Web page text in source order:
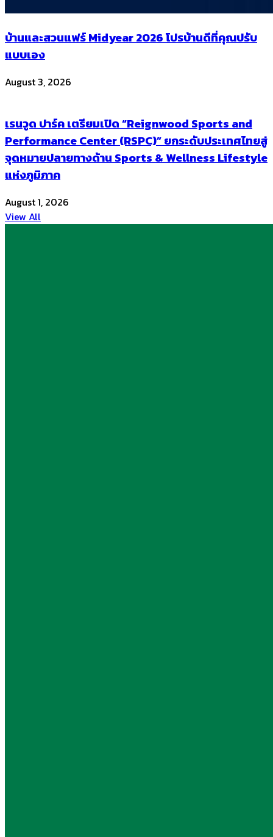
บ้านและสวนแฟร์ Midyear 2026 โปรบ้านดีที่คุณปรับ
แบบเอง
August 3, 2026
เรนวูด ปาร์ค เตรียมเปิด “Reignwood Sports and
Performance Center (RSPC)” ยกระดับประเทศไทยสู่
จุดหมายปลายทางด้าน Sports & Wellness Lifestyle
แห่งภูมิภาค
August 1, 2026
View All